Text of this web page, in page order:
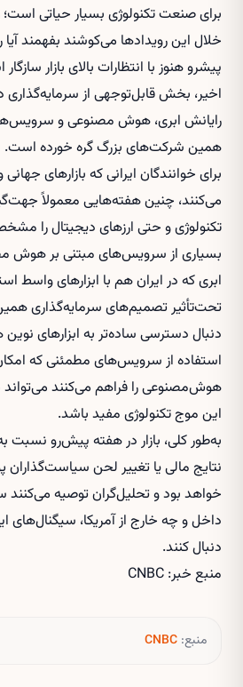
برای صنعت تکنولوژی بسیار حیاتی است؛
خلال این رویدادها می‌کوشند بفهمند
پیشرو هنوز با انتظارات بالای بازار
اخیر، بخش قابل‌توجهی از سرمایه‌گذاری
رایانش ابری، هوش مصنوعی و
همین شرکت‌های بزرگ گره خورده است.
برای خوانندگان ایرانی که بازارهای
می‌کنند، چنین هفته‌هایی معمولاً
تکنولوژی و حتی ارزهای دیجیتال را
بسیاری از سرویس‌های مبتنی بر هوش
ابری که در ایران هم با ابزارهای واسط
تحت‌تأثیر تصمیم‌های سرمایه‌گذاری
دنبال دسترسی ساده‌تر به ابزارهای
استفاده از سرویس‌های مطمئنی که
هوش‌مصنوعیرا فراهم می‌کنند
این موج تکنولوژی مفید باشد.
به‌طور کلی، بازار در هفته پیش‌رو نسبت
نتایج مالی یا تغییر لحن
خواهد بود و تحلیل‌گران توصیه می‌کنند
داخل و چه خارج از آمریکا، سیگنال‌های
دنبال کنند.
منبع خبر: CNBC
منبع: CNBC